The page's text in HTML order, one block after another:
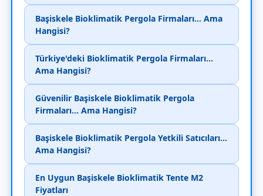
Başiskele Bioklimatik Pergola Firmaları... Ama
Hangisi?
Türkiye'deki Bioklimatik Pergola Firmaları...
Ama Hangisi?
Güvenilir Başiskele Bioklimatik Pergola
Firmaları... Ama Hangisi?
Başiskele Bioklimatik Pergola Yetkili Satıcıları...
Ama Hangisi?
En Uygun Başiskele Bioklimatik Tente M2
Fiyatları